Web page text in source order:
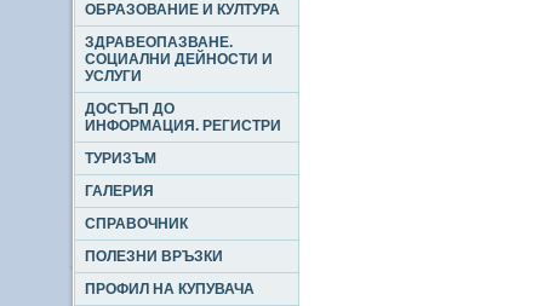
ОБРАЗОВАНИЕ И КУЛТУРА
ЗДРАВЕОПАЗВАНЕ.
СОЦИАЛНИ ДЕЙНОСТИ И
УСЛУГИ
ДОСТЪП ДО
ИНФОРМАЦИЯ. РЕГИСТРИ
ТУРИЗЪМ
ГАЛЕРИЯ
СПРАВОЧНИК
ПОЛЕЗНИ ВРЪЗКИ
ПРОФИЛ НА КУПУВАЧА